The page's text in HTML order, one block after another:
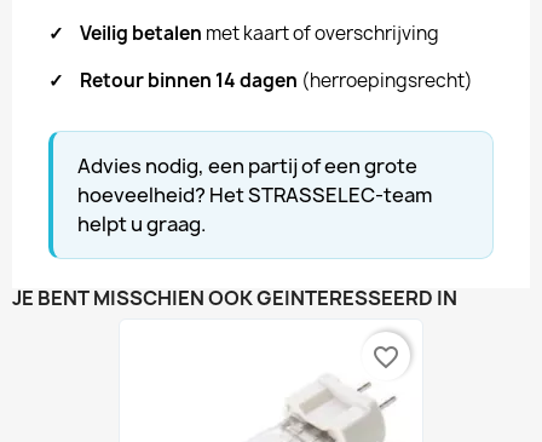
✓
Veilig betalen met kaart of overschrijving
✓
Retour binnen 14 dagen (herroepingsrecht)
Advies nodig, een partij of een grote
hoeveelheid? Het STRASSELEC-team
helpt u graag.
JE BENT MISSCHIEN OOK GEÏNTERESSEERD IN
favorite_border